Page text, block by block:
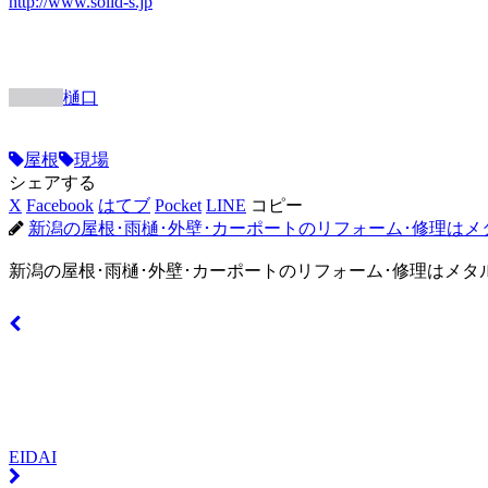
樋口
屋根
現場
シェアする
X Facebook はてブ Pocket LINE コピー
新潟の屋根･雨樋･外壁･カーポートのリフォーム･修理はメ
新潟の屋根･雨樋･外壁･カーポートのリフォーム･修理はメタ
EIDAI